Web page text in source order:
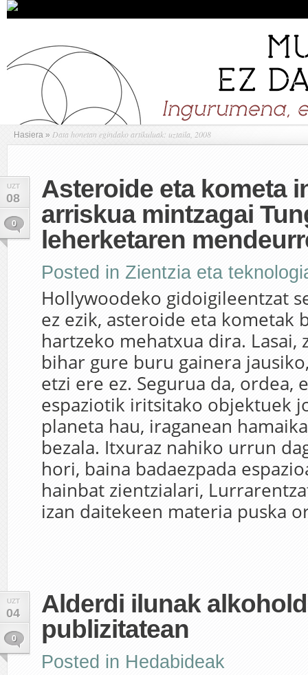
Hasiera » Data honetan egindako artikuluak: uztaila, 2008
UZT
08
0
Asteroide eta kometa
arriskua mintzagai
leherketaren
Posted in Zientzia eta
Hollywoodeko gidoigileentzat
ez ezik, asteroide eta kometak
hartzeko mehatxua dira. Lasai,
bihar gure buru gainera
etzi ere ez. Segurua da, ordea,
espaziotik iritsitako objektuek
planeta hau, iraganean
bezala. Itxuraz nahiko urrun
hori, baina badaezpada
hainbat zientzialari,
izan daitekeen materia puska
UZT
04
0
Alderdi ilunak
publizitatean
Posted in Hedabideak